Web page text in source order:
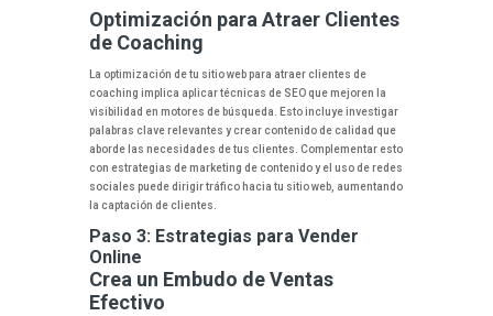
Optimización para Atraer Clientes
de Coaching
La optimización de tu sitio web para atraer clientes de
coaching implica aplicar técnicas de SEO que mejoren la
visibilidad en motores de búsqueda. Esto incluye investigar
palabras clave relevantes y crear contenido de calidad que
aborde las necesidades de tus clientes. Complementar esto
con estrategias de marketing de contenido y el uso de redes
sociales puede dirigir tráfico hacia tu sitio web, aumentando
la captación de clientes.
Paso 3: Estrategias para Vender
Online
Crea un Embudo de Ventas
Efectivo